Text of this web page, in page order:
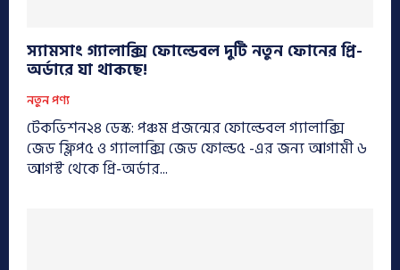
স্যামসাং গ্যালাক্সি ফোল্ডেবল দুটি নতুন ফোনের প্রি-
অর্ডারে যা থাকছে!
নতুন পণ্য
টেকভিশন২৪ ডেস্ক: পঞ্চম প্রজন্মের ফোল্ডেবল গ্যালাক্সি
জেড ফ্লিপ৫ ও গ্যালাক্সি জেড ফোল্ড৫ -এর জন্য আগামী ৬
আগস্ট থেকে প্রি-অর্ডার...